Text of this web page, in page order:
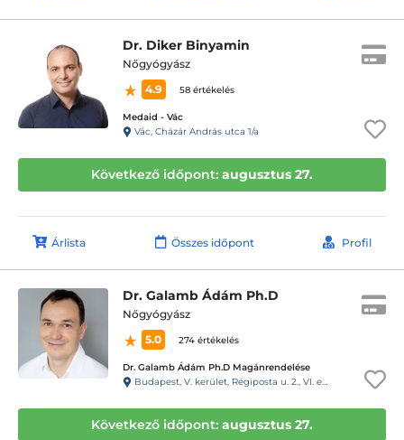
Dr. Diker Binyamin
Nőgyógyász
4.9
58 értékelés
Medaid - Vác
Vác, Cházár András utca 1/a
Következő időpont: augusztus 27.
Árlista Összes időpont Profil
Dr. Galamb Ádám Ph.D
Nőgyógyász
5.0
274 értékelés
Dr. Galamb Ádám Ph.D Magánrendelése
Budapest, V. kerület, Régiposta u. 2., VI. emelet, 59. ajtó, 61-es kapucsengő
Következő időpont: augusztus 27.